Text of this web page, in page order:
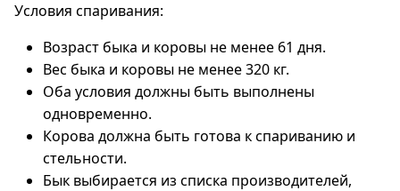
Условия спаривания:
Возраст быка и коровы не менее 61 дня.
Вес быка и коровы не менее 320 кг.
Оба условия должны быть выполнены
одновременно.
Корова должна быть готова к спариванию и
стельности.
Бык выбирается из списка производителей,